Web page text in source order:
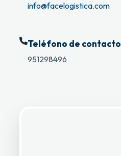
info@facelogistica.com
Teléfono de contacto
951298496